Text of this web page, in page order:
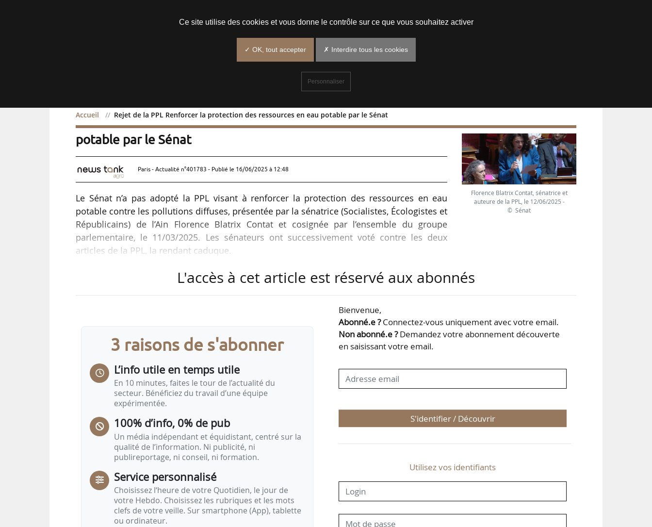
Accueil Rejet de la PPL Renforcer la protection des ressources en eau potable par le Sénat
Rejet de la PPL Renforcer la protection des ressources en eau
potable par le Sénat
Paris - Actualité n°401783 - Publié le 16/06/2025 à 12:48
Le Sénat n’a pas adopté la PPL visant à renforcer la protection des ressources en eau
potable contre les pollutions diffuses, présentée par la sénatrice (Socialistes, Écologistes et
Républicains) de l’Ain Florence Blatrix Contat et cosignée par l’ensemble du groupe
parlementaire, le 11/03/2025. Les sénateurs ont successivement voté contre les deux
articles de la PPL, la rendant caduque.
Cette décision du Sénat confirme la position de la commission de l’aménagement du
phytosanitaires et des engrais minéraux au sein des périmètres de protection des aires
d’alimentation des captages, la commission estimait que « ce profond…
Florence Blatrix Contat, sénatrice et
auteure de la PPL, le 12/06/2025 -
© Sénat
L'accès à cet article est réservé aux abonnés
3 raisons de s'abonner
L’info utile en temps utile
En 10 minutes, faites le tour de l’actualité du
secteur. Bénéficiez du travail d’une équipe
expérimentée.
100% d’info, 0% de pub
Un média indépendant et équidistant, centré sur la
qualité de l’information. Ni publicité, ni
publireportage, ni conseil, ni formation.
Service personnalisé
Choisissez l‘heure de votre Quotidien, le jour de
votre Hebdo. Choisissez les rubriques et les mots
clefs de votre veille. Sur smartphone (App), tablette
ou ordinateur.
Bienvenue,
Abonné.e ?Connectez-vous uniquement avec votre email.
Non abonné.e ?Demandez votre abonnement découverte
en saisissant votre email.
S'identifier / Découvrir
Utilisez vos identifiants
Ce site utilise des cookies et vous donne le contrôle sur ce que vous souhaitez activer
✓ OK, tout accepter ✗ Interdire tous les cookies
Personnaliser